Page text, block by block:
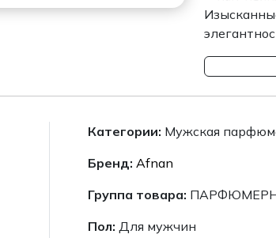
Категории: Мужская
Бренд: Afnan
Группа товара:
Пол: Для мужчин